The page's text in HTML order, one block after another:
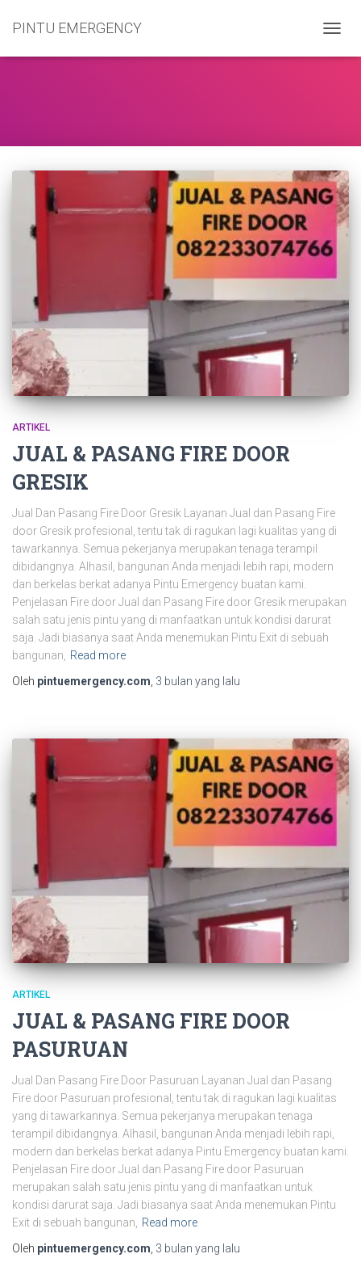
PINTU EMERGENCY
ARTIKEL
JUAL & PASANG FIRE DOOR
GRESIK
Jual Dan Pasang Fire Door Gresik Layanan Jual dan Pasang Fire
door Gresik profesional, tentu tak di ragukan lagi kualitas yang di
tawarkannya. Semua pekerjanya merupakan tenaga terampil
dibidangnya. Alhasil, bangunan Anda menjadi lebih rapi, modern
dan berkelas berkat adanya Pintu Emergency buatan kami.
Penjelasan Fire door Jual dan Pasang Fire door Gresik merupakan
salah satu jenis pintu yang di manfaatkan untuk kondisi darurat
saja. Jadi biasanya saat Anda menemukan Pintu Exit di sebuah
bangunan,
Read more
Oleh pintuemergency.com 3 bulan yang lalu
ARTIKEL
JUAL & PASANG FIRE DOOR
PASURUAN
Jual Dan Pasang Fire Door Pasuruan Layanan Jual dan Pasang
Fire door Pasuruan profesional, tentu tak di ragukan lagi kualitas
yang di tawarkannya. Semua pekerjanya merupakan tenaga
terampil dibidangnya. Alhasil, bangunan Anda menjadi lebih rapi,
modern dan berkelas berkat adanya Pintu Emergency buatan kami.
Penjelasan Fire door Jual dan Pasang Fire door Pasuruan
merupakan salah satu jenis pintu yang di manfaatkan untuk
kondisi darurat saja. Jadi biasanya saat Anda menemukan Pintu
Exit di sebuah bangunan, Read more
Oleh pintuemergency.com, 3 bulan yang lalu